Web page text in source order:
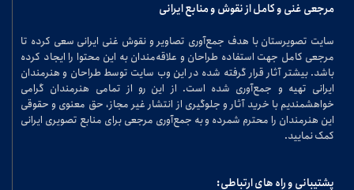
مرجعی غنی و کامل از نقوش و منابع ایرانی
سایت تصویرستان با هدف جمع‌آوری تصاویر و نقوش غنی ایرانی سعی کرده تا
مرجعی کامل جهت استفاده طراحان و علاقه‌مندان به این محتوا را ایجاد کرده
باشد. بیشتر آثار قرار گرفته شده در این وب سایت توسط طراحان و هنرمندان
ایرانی تهیه و جمع‌آوری شده است. از این رو از تمامی هنرمندان گرامی
خواهشمندیم با خرید آثار و جلوگیری از انتشار غیر مجاز، حق معنوی و حقوقی
این هنرمندان را محترم شمرده و به جمع‌آوری مرجعی برای منابع تصویری ایرانی
کمک نمایید.
پشتیبانی و راه های ارتباطی: